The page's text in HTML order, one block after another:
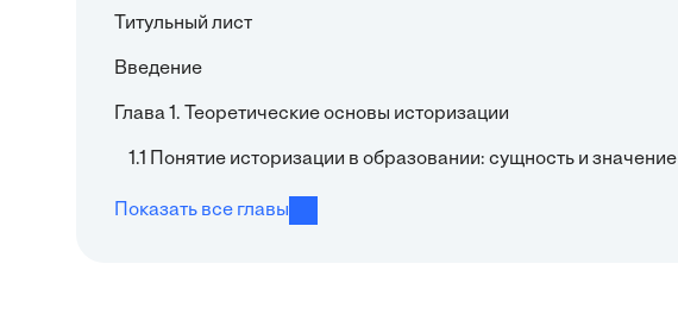
Титульный лист
Введение
Глава 1. Теоретические основы историзации
1.1 Понятие историзации в образовании: сущность и значение
Показать все главы